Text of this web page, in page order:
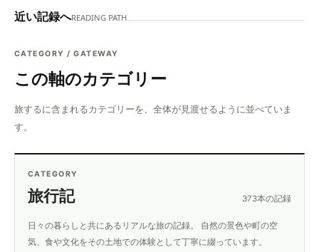
近い記録へREADING PATH
CATEGORY / GATEWAY
この軸のカテゴリー
旅するに含まれるカテゴリーを、全体が見渡せるように並べていま
す。
CATEGORY
旅行記 373本の記録
日々の暮らしと共にあるリアルな旅の記録。 自然の景色や町の空
気、食や文化をその土地での体験として丁寧に綴っています。